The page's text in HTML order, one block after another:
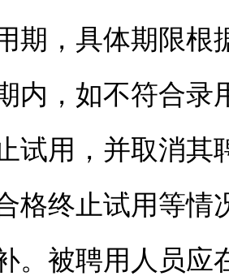
期，具体期限根
内，如不符合
试用，并取消其
格终止试用等情
。被聘用人员应